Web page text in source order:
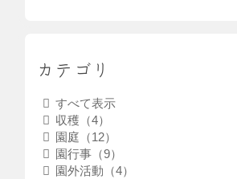
カテゴリ
すべて表示
収穫（4）
園庭（12）
園行事（9）
園外活動（4）